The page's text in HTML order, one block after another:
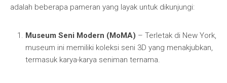
adalah beberapa pameran yang layak untuk dikunjungi:
Museum Seni Modern (MoMA) – Terletak di New York,
museum ini memiliki koleksi seni 3D yang menakjubkan,
termasuk karya-karya seniman ternama.